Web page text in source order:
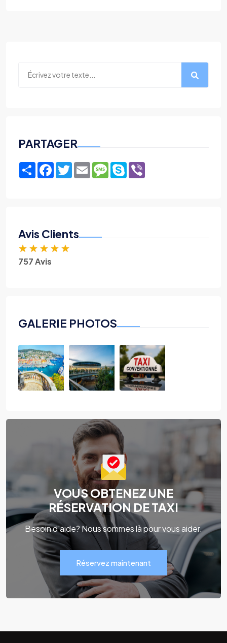
PARTAGER
ShareFacebook
TwitterEmailMessage
Skype
Avis Clients
★ ★ ★ ★ ★
757 Avis
GALERIE PHOTOS
VOUS OBTENEZ UNE
RÉSERVATION DE TAXI
Besoin d'aide? Nous sommes là pour vous aider.
Réservez maintenant